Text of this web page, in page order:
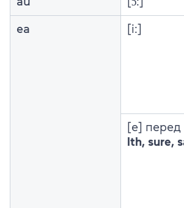
ea [i:]
[e] перед
lth, sure,